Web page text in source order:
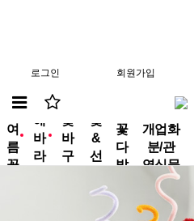
로그인 회원가입
new
여
름
꽃
new
해
바
라
꽃
바
구
꽃
&
선
꽃
다
발
개업화
분/관
엽식물